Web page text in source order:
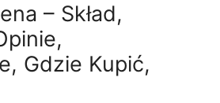
– Skład,
Gdzie Kupić,